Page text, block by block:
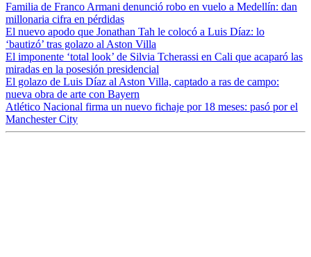
Familia de Franco Armani denunció robo en vuelo a Medellín: dan
millonaria cifra en pérdidas
El nuevo apodo que Jonathan Tah le colocó a Luis Díaz: lo
‘bautizó’ tras golazo al Aston Villa
El imponente ‘total look’ de Silvia Tcherassi en Cali que acaparó las
miradas en la posesión presidencial
El golazo de Luis Díaz al Aston Villa, captado a ras de campo:
nueva obra de arte con Bayern
Atlético Nacional firma un nuevo fichaje por 18 meses: pasó por el
Manchester City